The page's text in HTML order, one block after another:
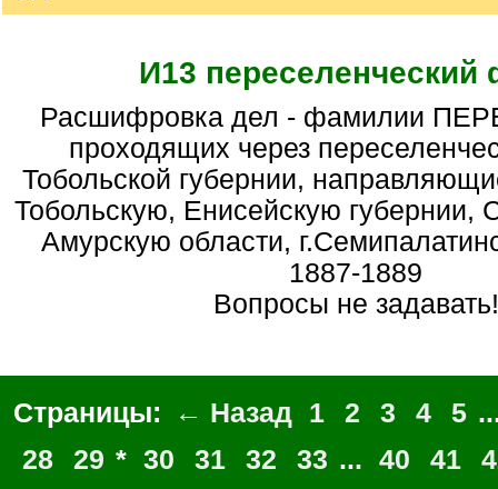
И13 переселенческий
Расшифровка дел - фамилии ПЕРЕСЕЛЕНЦЕВ,
проходящих через
Тобольской губернии,
Тобольскую, Енисейскую губернии,
Амурскую области,
1887-1889
Вопросы не задавать!
Страницы: ← Назад 1 2 3 4 5
28
29 * 30 31 32 33 ... 40 41